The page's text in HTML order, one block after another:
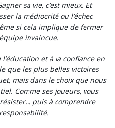
sa vie, c’est mieux. Et
la médiocrité ou l’échec
si cela implique de fermer
invaincue.
et à la confiance en
que les plus belles victoires
mais dans le choix que nous
Comme ses joueurs, vous
puis à comprendre